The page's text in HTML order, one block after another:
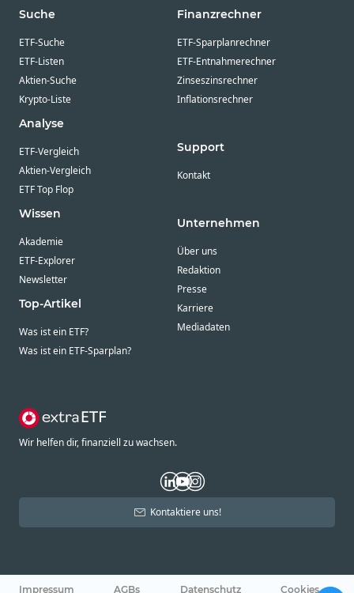
Suche
ETF-Suche
ETF-Listen
Aktien-Suche
Krypto-Liste
Analyse
ETF-Vergleich
Aktien-Vergleich
ETF Top Flop
Wissen
Akademie
ETF-Explorer
Newsletter
Top-Artikel
Was ist ein ETF?
Was ist ein ETF-Sparplan?
Finanzrechner
ETF-Sparplanrechner
ETF-Entnahmerechner
Zinseszinsrechner
Inflationsrechner
Support
Kontakt
Unternehmen
Über uns
Redaktion
Presse
Karriere
Mediadaten
Wir helfen dir, finanziell zu wachsen.
Kontaktiere uns!
Impressum AGBs Datenschutz Cookies